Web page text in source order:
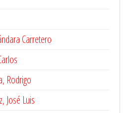
Carretero
Rodrigo
José Luis